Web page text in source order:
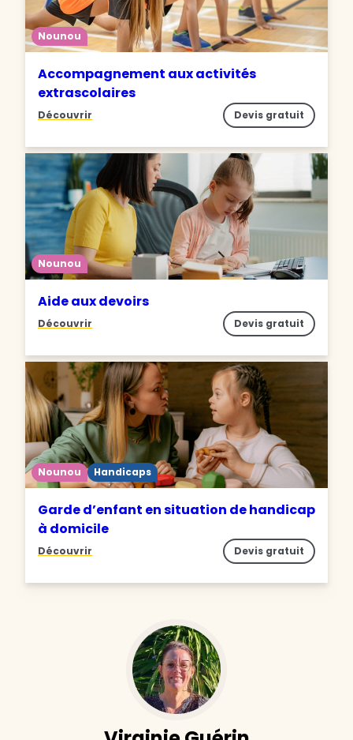
Nounou
Accompagnement aux activités
extrascolaires
Découvrir Devis gratuit
Nounou
Aide aux devoirs
Découvrir Devis gratuit
Nounou Handicaps
Garde d’enfant en situation de handicap
à domicile
Découvrir Devis gratuit